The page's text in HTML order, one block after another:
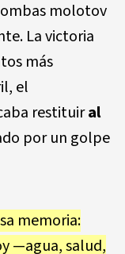
molotov
La victoria
más
el
restituiral
por un golpe
memoria:
—agua, salud,